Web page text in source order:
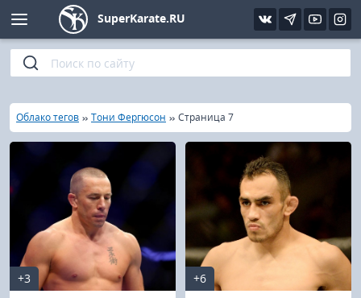
SuperKarate.RU
Главная
»
Облако тегов » Тони Фергюсон » Страница 7
+3
+6
Киокушинкай
Кёкусин (IFK)
Шинкиокушинкай
Кекусин-кан
Кикбоксинг и K-1
Бокс
Фото
Видео
Интервью
Статьи
Уроки каратэ
Файлы
Библиотека